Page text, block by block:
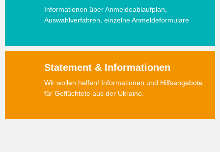
Informationen über Anmeldeablaufplan,
Auswahlverfahren, einzelne Anmeldeformulare
Statement & Informationen
Wir wollen helfen! Informationen und Hilfsangebote
für Geflüchtete aus der Ukraine.